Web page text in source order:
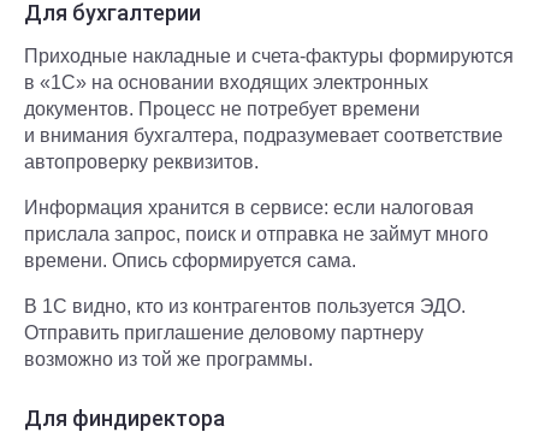
Для бухгалтерии
Приходные накладные и счета-фактуры формируются
в «1С» на основании входящих электронных
документов. Процесс не потребует времени
и внимания бухгалтера, подразумевает соответствие
автопроверку реквизитов.
Информация хранится в сервисе: если налоговая
прислала запрос, поиск и отправка не займут много
времени. Опись сформируется сама.
В 1С видно, кто из контрагентов пользуется ЭДО.
Отправить приглашение деловому партнеру
возможно из той же программы.
Для финдиректора